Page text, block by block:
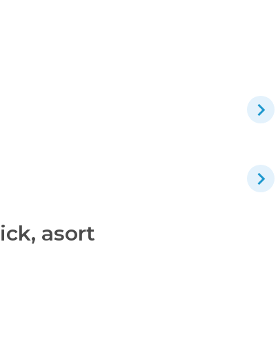
asort